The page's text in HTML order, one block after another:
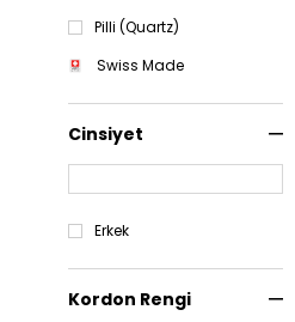
Pilli (Quartz)
Swiss Made
Cinsiyet
Erkek
Kordon Rengi